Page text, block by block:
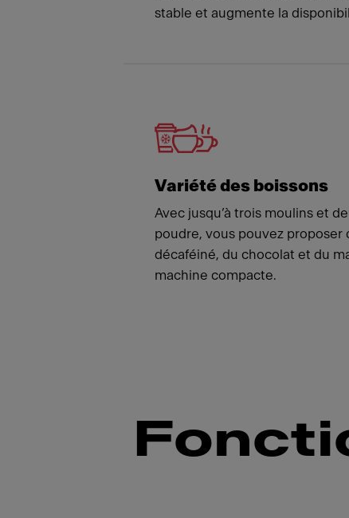
stable et augmente la
Variété des boissons
Avec jusqu’à trois moulins et
poudre, vous pouvez proposer
décaféiné, du chocolat et du
machine compacte.